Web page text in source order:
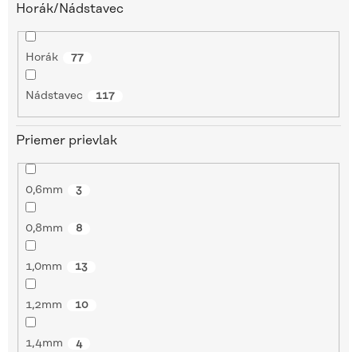
Horák/Nádstavec
Horák 77
Nádstavec 117
Priemer prievlak
0,6mm 3
0,8mm 8
1,0mm 13
1,2mm 10
1,4mm 4